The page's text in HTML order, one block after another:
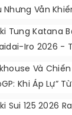
Nhưng Vẫn
Tung Katana
Iro 2026 -
Thêm Cá
Và
Khi Áp Lự”
Lực Ngọt Ngào
Sui 125 2026